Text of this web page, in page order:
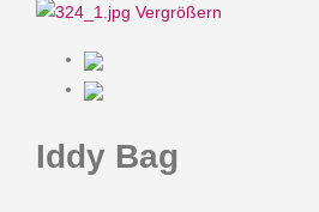
Vergrößern
Iddy Bag